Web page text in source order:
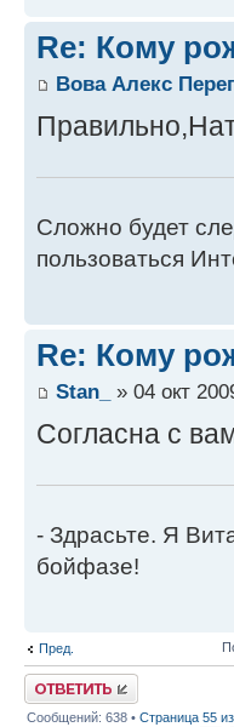
Re: Кому
Вова Алекс
Сложно будет
пользоваться
Re: Кому
Stan_ » 04 окт
Согласна с
- Здрасьте. Я
бойфазе!
Пред.
Ответить
Сообщений: 638 • Страница 55 из